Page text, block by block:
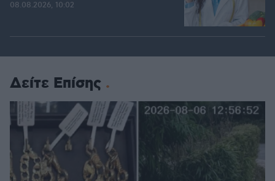
08.08.2026, 10:02
Δείτε Επίσης